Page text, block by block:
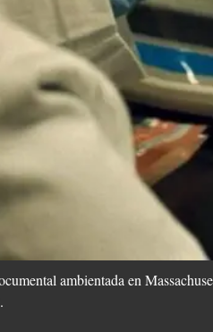
ambientada en